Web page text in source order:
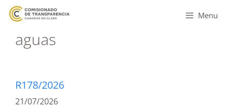
Menu
aguas
R178/2026
21/07/2026